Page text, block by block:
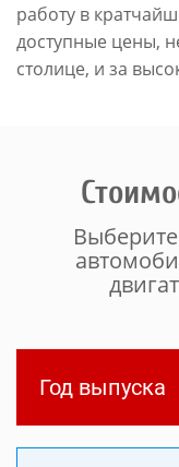
работу в
доступные цены,
столице, и за
Год выпуска